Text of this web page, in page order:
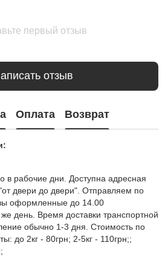
первый отзыв
отзыв
Оплата Возврат
в рабочие дни. Доступна адресная
двери до двери". Отправляем по
оформленные до 14.00
день. Время доставки транспортной
обычно 1-3 дня. Стоимость по
до 2кг - 80грн; 2-5кг - 110грн;;